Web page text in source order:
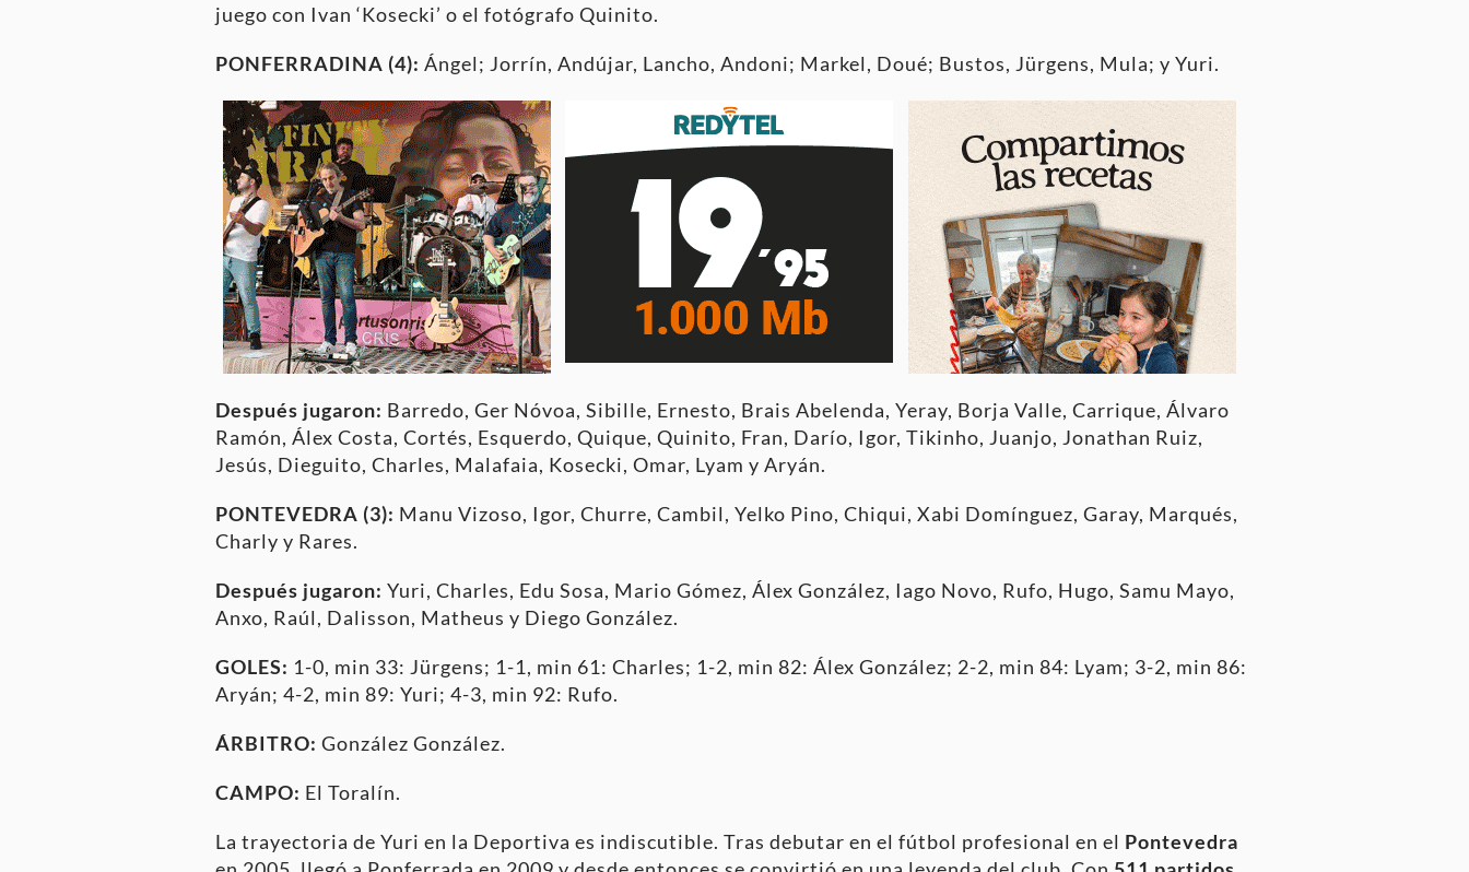
juego con Ivan ‘Kosecki’ o el fotógrafo Quinito.
PONFERRADINA (4): Ángel; Jorrín, Andújar, Lancho, Andoni; Markel, Doué; Bustos, Jürgens, Mula; y Yuri.
Después jugaron: Barredo, Ger Nóvoa, Sibille, Ernesto, Brais Abelenda, Yeray, Borja Valle, Carrique, Álvaro
Ramón, Álex Costa, Cortés, Esquerdo, Quique, Quinito, Fran, Darío, Igor, Tikinho, Juanjo, Jonathan Ruiz,
Jesús, Dieguito, Charles, Malafaia, Kosecki, Omar, Lyam y Aryán.
PONTEVEDRA (3): Manu Vizoso, Igor, Churre, Cambil, Yelko Pino, Chiqui, Xabi Domínguez, Garay, Marqués,
Charly y Rares.
Después jugaron: Yuri, Charles, Edu Sosa, Mario Gómez, Álex González, Iago Novo, Rufo, Hugo, Samu Mayo,
Anxo, Raúl, Dalisson, Matheus y Diego González.
GOLES: 1-0, min 33: Jürgens; 1-1, min 61: Charles; 1-2, min 82: Álex González; 2-2, min 84: Lyam; 3-2, min 86:
Aryán; 4-2, min 89: Yuri; 4-3, min 92: Rufo.
ÁRBITRO: González González.
CAMPO: El Toralín.
La trayectoria de Yuri en la Deportiva es indiscutible. Tras debutar en el fútbol profesional en el Pontevedra